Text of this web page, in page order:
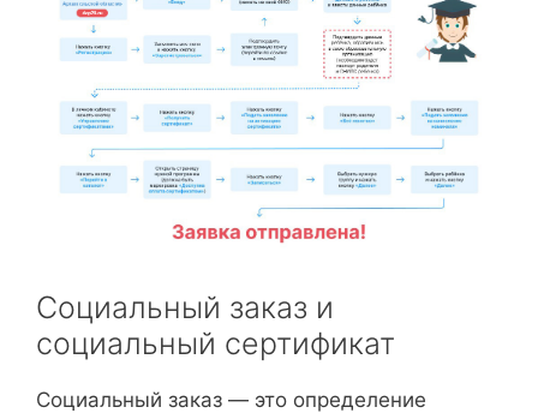
Социальный заказ и
социальный сертификат
Социальный заказ — это определение